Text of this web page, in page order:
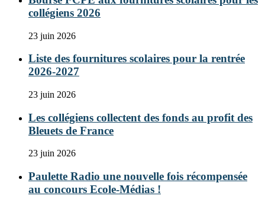
collégiens 2026
23 juin 2026
Liste des fournitures scolaires pour la rentrée
2026-2027
23 juin 2026
Les collégiens collectent des fonds au profit des
Bleuets de France
23 juin 2026
Paulette Radio une nouvelle fois récompensée
au concours Ecole-Médias !